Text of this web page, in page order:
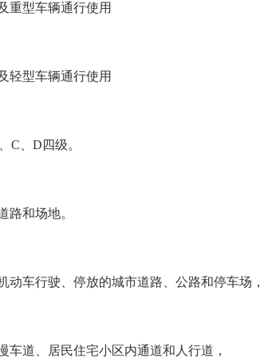
重型车辆通行使用
轻型车辆通行使用
C、D四级。
路和场地。
动车行驶、停放的城市道路、公路和停车场，
车道、居民住宅小区内通道和人行道，